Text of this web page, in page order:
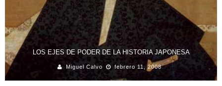
LOS EJES DE PODER DE LA HISTORIA JAPONESA
Miguel Calvo febrero 11, 2008